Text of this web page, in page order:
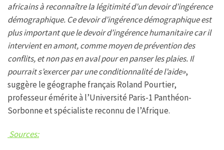
africains à reconnaître la légitimité d’un devoir d’ingérence
démographique. Ce devoir d’ingérence démographique est
plus important que le devoir d’ingérence humanitaire car il
intervient en amont, comme moyen de prévention des
conflits, et non pas en aval pour en panser les plaies. Il
pourrait s’exercer par une conditionnalité de l’aide»,
suggère le géographe français Roland Pourtier,
professeur émérite à l’Université Paris-1 Panthéon-
Sorbonne et spécialiste reconnu de l’Afrique.
Sources: